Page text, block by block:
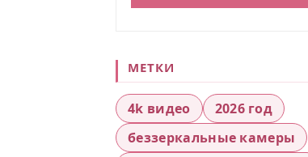
МЕТКИ
4k видео
2026 год
беззеркальные камеры